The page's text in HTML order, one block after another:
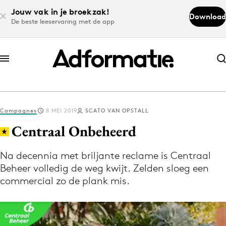
Jouw vak in je broekzak!
De beste leeservaring met de app
Download
Abonneer nu
Abonneer nu
Log in
Download de app
Volg het laatste nieuws via de Adformatie
Nieuws app
Campagnes 8 MEI 2019 SCATO VAN OPSTALL
Centraal Onbeheerd
Na decennia met briljante reclame is Centraal
Beheer volledig de weg kwijt. Zelden sloeg een
commercial zo de plank mis.